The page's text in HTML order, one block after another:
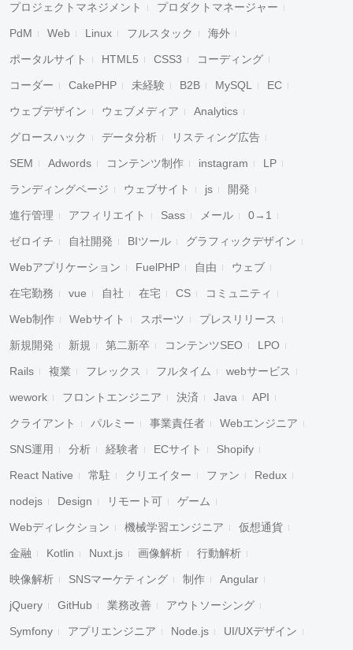
キャンセル 検索
プロジェクトマネジメント プロダクトマネージャー
PdM Web Linux フルスタック 海外
ポータルサイト HTML5 CSS3 コーディング
コーダー CakePHP 未経験 B2B MySQL EC
ウェブデザイン ウェブメディア Analytics
グロースハック データ分析 リスティング広告
SEM Adwords コンテンツ制作 instagram LP
ランディングページ ウェブサイト js 開発
進行管理 アフィリエイト Sass メール 0→1
ゼロイチ 自社開発 BIツール グラフィックデザイン
Webアプリケーション FuelPHP 自由 ウェブ
在宅勤務 vue 自社 在宅 CS コミュニティ
Web制作 Webサイト スポーツ プレスリリース
新規開発 新規 第二新卒 コンテンツSEO LPO
Rails 複業 フレックス フルタイム webサービス
wework フロントエンジニア 決済 Java API
クライアント パルミー 事業責任者 Webエンジニア
SNS運用 分析 経験者 ECサイト Shopify
React Native 常駐 クリエイター ファン Redux
nodejs Design リモート可 ゲーム
Webディレクション 機械学習エンジニア 仮想通貨
金融 Kotlin Nuxt.js 画像解析 行動解析
映像解析 SNSマーケティング 制作 Angular
jQuery GitHub 業務改善 アウトソーシング
Symfony アプリエンジニア Node.js UI/UXデザイン